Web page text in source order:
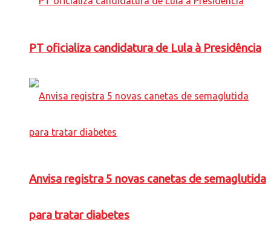
PT oficializa candidatura de Lula à Presidência
Anvisa registra 5 novas canetas de semaglutida
para tratar diabetes